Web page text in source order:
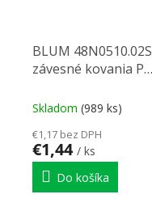
BLUM 48N0510.02S
závesné kovania P
Skladom (989 ks)
€1,17 bez DPH
€1,44 / ks
Do košíka